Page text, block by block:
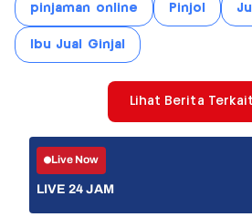
pinjaman online Pinjol
Ibu Jual Ginjal
Lihat Berita Terkait
Live Now
LIVE 24 JAM